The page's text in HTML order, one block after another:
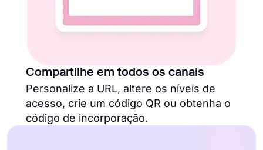
Compartilhe em todos os canais
Personalize a URL, altere os níveis de
acesso, crie um código QR ou obtenha o
código de incorporação.